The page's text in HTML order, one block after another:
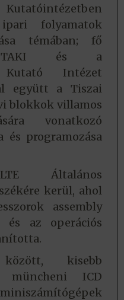
folyamatok
témában; fő
és a
Kutató Intézet
együtt a Tiszai
blokkok villamos
vonatkozó
és programozása
Általános
kerül, ahol
assembly
és az operációs
kisebb
müncheni ICD